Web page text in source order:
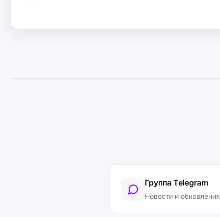
Группа Telegram
Новости и обновления